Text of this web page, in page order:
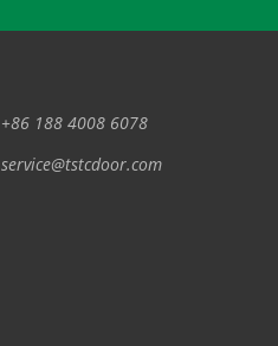
+86 188 4008 6078
service@tstcdoor.com